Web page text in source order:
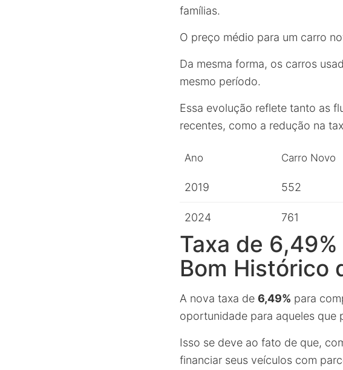
famílias.
O preço médio para um carro
Da mesma forma, os carros
mesmo período.
Essa evolução reflete tanto as
recentes, como a redução na
Ano Carro Novo
2019 552
2024 761
Taxa de
Bom Histórico
A nova taxa de 6,49% para
oportunidade para aqueles que
Isso se deve ao fato de que,
financiar seus veículos com